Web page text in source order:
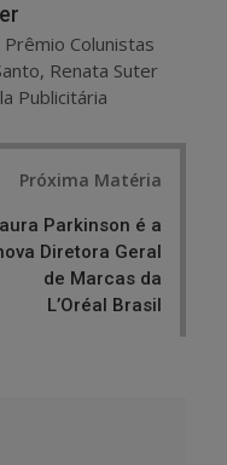
Colunistas
Renata Suter
Publicitária
Próxima Matéria
Parkinson é a
Diretora Geral
de Marcas da
L’Oréal Brasil